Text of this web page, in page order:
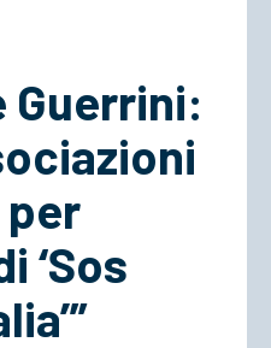
Guerrini:
per
‘Sos